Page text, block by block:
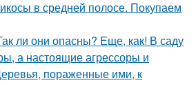
в средней полосе. Покупаем
ли они опасны? Еще, как! В саду
а настоящие агрессоры и
пораженные ими, к